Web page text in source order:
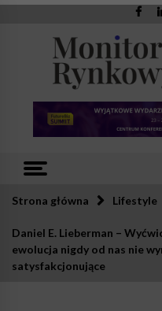
Skip
Strona główna Lifestyle
Daniel E. Lieberman –
ewolucja nigdy od nas nie
satysfakcjonujące